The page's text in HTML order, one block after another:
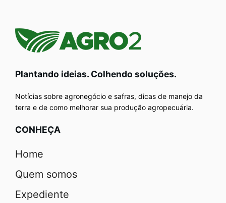
Plantando ideias. Colhendo soluções.
Notícias sobre agronegócio e safras, dicas de manejo da
terra e de como melhorar sua produção agropecuária.
CONHEÇA
Home
Quem somos
Expediente